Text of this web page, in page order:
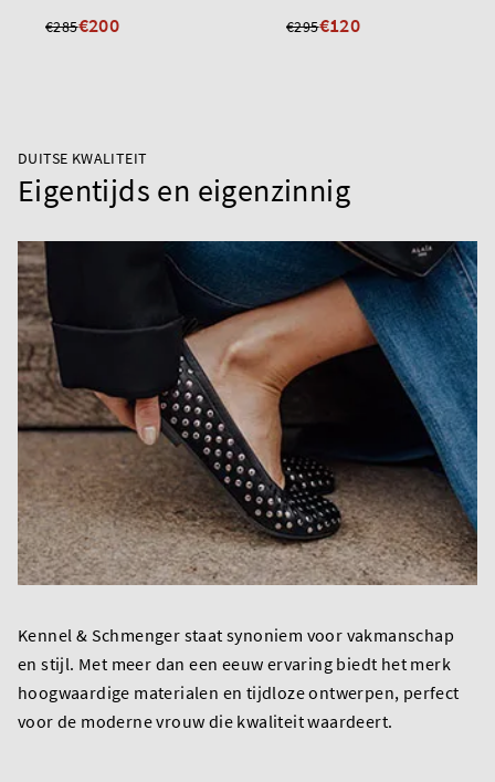
€285€200 €295€120
DUITSE KWALITEIT
Eigentijds en eigenzinnig
Kennel & Schmenger staat synoniem voor vakmanschap
en stijl. Met meer dan een eeuw ervaring biedt het merk
hoogwaardige materialen en tijdloze ontwerpen, perfect
voor de moderne vrouw die kwaliteit waardeert.